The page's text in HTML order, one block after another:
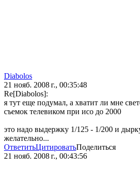
Diabolos
21 нояб. 2008 г., 00:35:48
Re[Diabolos]:
я тут еще подумал, а хватит ли мне
съемок телевиком при исо до 2000
это надо выдержку 1/125 - 1/200 и
желательно...
ОтветитьЦитироватьПоделиться
21 нояб. 2008 г., 00:43:56